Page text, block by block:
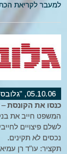
למעבר לקריאת
05.10.06, "גלובס"
כנסו את הקונסת–
המשפט חייב את
לשלם פיצויים
נכסים לא תקינים.
תקציר: עו"ד רן